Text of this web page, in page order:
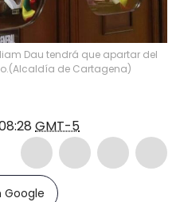
Dau tendrá que apartar del
(Alcaldía de Cartagena)
GMT-5
Google